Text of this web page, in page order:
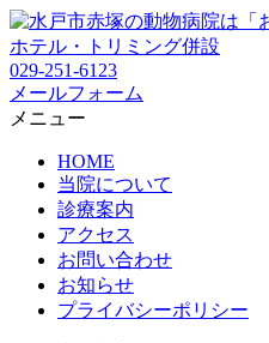
029-251-6123
メールフォーム
メニュー
HOME
当院について
診療案内
アクセス
お問い合わせ
お知らせ
プライバシーポリシー